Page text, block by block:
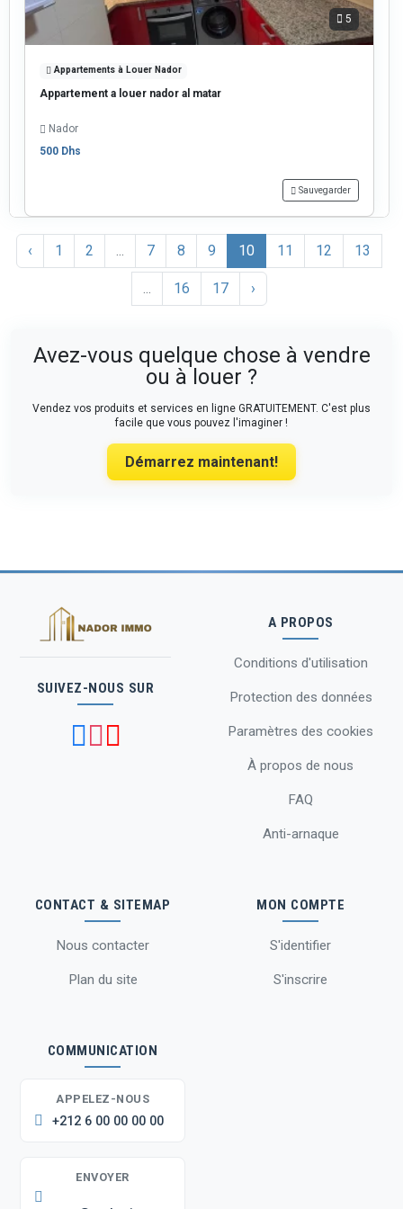
5
Appartements à Louer Nador
Appartement a louer nador al matar
Nador
500 Dhs
Sauvegarder
‹ 1 2 ... 7 8 9 10 11 12 13
... 16 17 ›
Avez-vous quelque chose à vendre
ou à louer ?
Vendez vos produits et services en ligne GRATUITEMENT. C'est plus
facile que vous pouvez l'imaginer !
Démarrez maintenant!
SUIVEZ-NOUS SUR
A PROPOS
Conditions d'utilisation
Protection des données
Paramètres des cookies
À propos de nous
FAQ
Anti-arnaque
CONTACT & SITEMAP
Nous contacter
Plan du site
MON COMPTE
S'identifier
S'inscrire
COMMUNICATION
APPELEZ-NOUS
+212 6 00 00 00 00
ENVOYER